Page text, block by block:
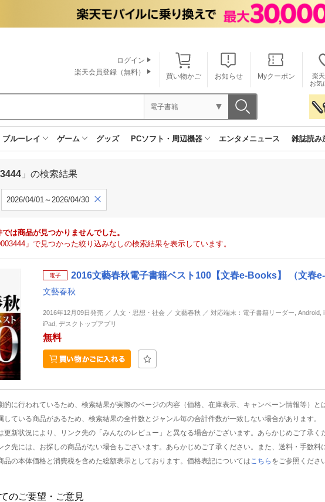
買い物かご お知らせ Myクーポン
楽
お気
ログイン
楽天会員登録（無料）
電子書籍
ブルーレイ ゲーム グッズ PCソフト・周辺機器 エンタメニュース 雑誌読み
」の検索結果
2026/04/01～2026/04/30
では商品が見つかりませんでした。
」で見つかった絞り込みなしの検索結果を表示しています。
電子 2016文藝春秋電子書籍ベスト100【文春e-Books】 （文春
文藝春秋
2016年12月09日発売 ／ 人文・思想・社会 ／ 文藝春秋 ／ 対応端末：電子書籍リーダー, Android,
iPad, デスクトップアプリ
無料
に行われているため、検索結果が実際のページの内容（価格、在庫表示、キャンペーン情報等）と
ている商品があるため、検索結果の全件数とジャンル毎の合計件数が一致しない場合があります。
新状況により、リンク先の「みんなのレビュー」と異なる場合がございます。あらかじめご了承く
先には、お探しの商品がない場合もございます。あらかじめご了承ください。また、送料・手数料
の本体価格と消費税を含めた総額表示としております。価格表記については こちら をご参照くださ
のご要望・ご意見